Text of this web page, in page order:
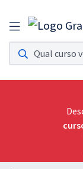
Assinatura
Acesso a todos os
Assinatura
Acesso ilimitado a
Preparação